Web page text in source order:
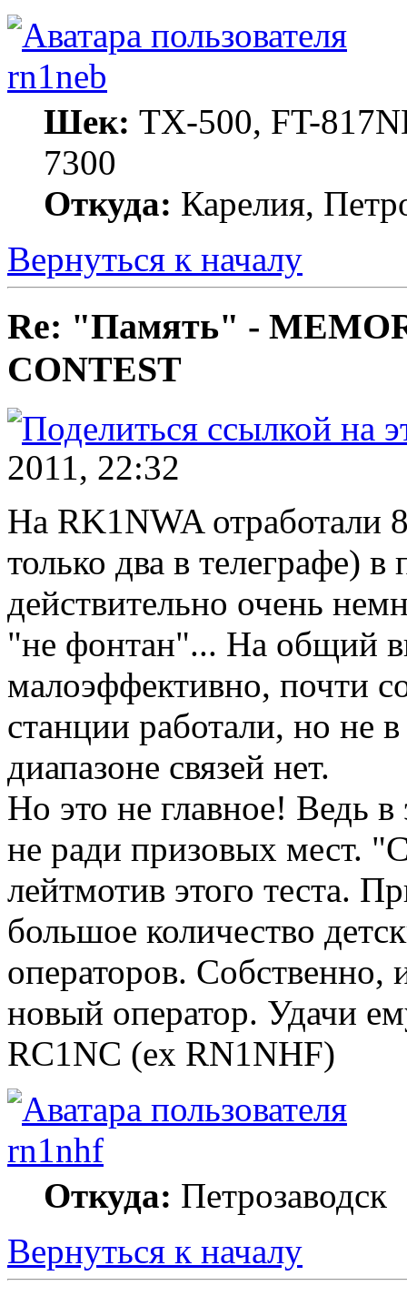
rn1neb
Шек: TX-500, FT-
7300
Откуда: Карелия,
Вернуться к началу
Re: "Память" -
CONTEST
2011, 22:32
На RK1NWA отработали
только два в телеграфе)
действительно очень
"не фонтан"... На общий
малоэффективно, почти
станции работали, но не
диапазоне связей нет.
Но это не главное! Ведь
не ради призовых мест.
лейтмотив этого теста.
большое количество
операторов. Собственно,
новый оператор. Удачи
RC1NC (ex RN1NHF)
rn1nhf
Откуда: Петрозаводск
Вернуться к началу